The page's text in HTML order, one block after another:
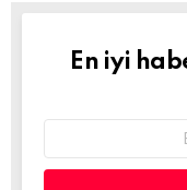
En iyi